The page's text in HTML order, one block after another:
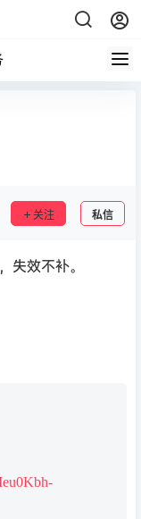
关注 私信
失效不补。